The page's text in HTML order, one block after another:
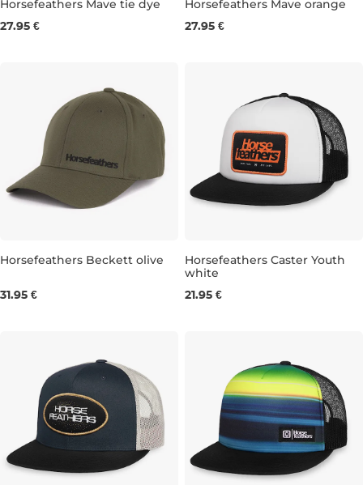
Horsefeathers Mave tie dye
27.95 €
Horsefeathers Mave orange
27.95 €
Horsefeathers Beckett olive
31.95 €
Horsefeathers Caster Youth
white
21.95 €